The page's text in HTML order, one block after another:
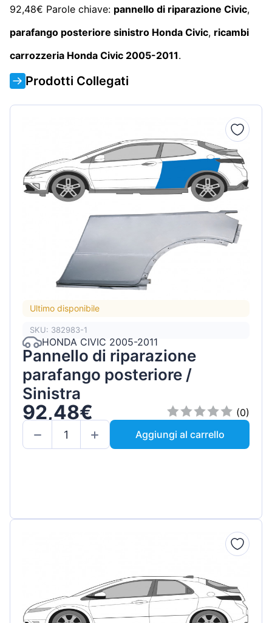
92,48€ Parole chiave: pannello di riparazione Civic,
parafango posteriore sinistro Honda Civic, ricambi
carrozzeria Honda Civic 2005-2011.
Prodotti Collegati
Ultimo disponibile
SKU: 382983-1
HONDA CIVIC 2005-2011
Pannello di riparazione
parafango posteriore /
Sinistra
92,48€
(0)
Aggiungi al carrello